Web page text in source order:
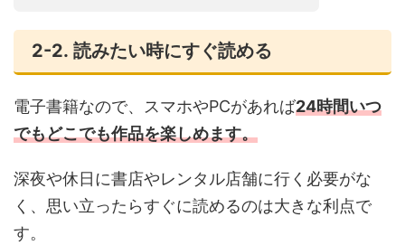
2-2. 読みたい時にすぐ読める
電子書籍なので、スマホやPCがあれば24時間いつ
でもどこでも作品を楽しめます。
深夜や休日に書店やレンタル店舗に行く必要がな
く、思い立ったらすぐに読めるのは大きな利点で
す。